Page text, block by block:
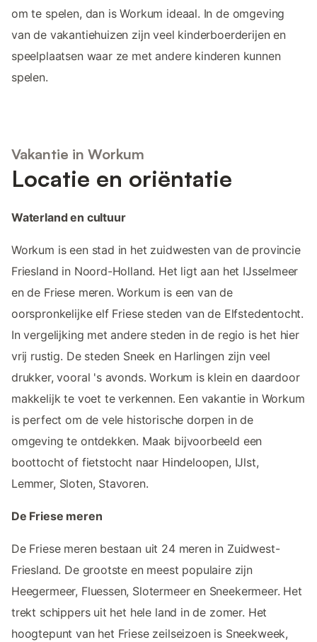
om te spelen, dan is Workum ideaal. In de omgeving
van de vakantiehuizen zijn veel kinderboerderijen en
speelplaatsen waar ze met andere kinderen kunnen
spelen.
Vakantie in Workum
Locatie en oriëntatie
Waterland en cultuur
Workum is een stad in het zuidwesten van de provincie
Friesland in Noord-Holland. Het ligt aan het IJsselmeer
en de Friese meren. Workum is een van de
oorspronkelijke elf Friese steden van de Elfstedentocht.
In vergelijking met andere steden in de regio is het hier
vrij rustig. De steden Sneek en Harlingen zijn veel
drukker, vooral 's avonds. Workum is klein en daardoor
makkelijk te voet te verkennen. Een vakantie in Workum
is perfect om de vele historische dorpen in de
omgeving te ontdekken. Maak bijvoorbeeld een
boottocht of fietstocht naar Hindeloopen, IJlst,
Lemmer, Sloten, Stavoren.
De Friese meren
De Friese meren bestaan uit 24 meren in Zuidwest-
Friesland. De grootste en meest populaire zijn
Heegermeer, Fluessen, Slotermeer en Sneekermeer. Het
trekt schippers uit het hele land in de zomer. Het
hoogtepunt van het Friese zeilseizoen is Sneekweek,